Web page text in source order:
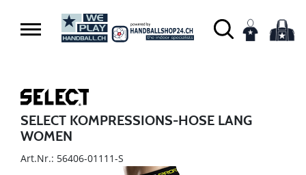
SELECT KOMPRESSIONS-HOSE LANG
WOMEN
Art.Nr.: 56406-01111-S